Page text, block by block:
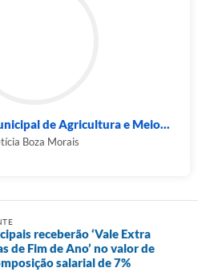
de Agricultura e Meio...
Boza Morais
receberão ‘Vale Extra
de Fim de Ano’ no valor de
salarial de 7%